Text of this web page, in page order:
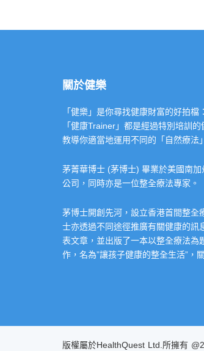
關於健樂
「健樂」是你尋找健康財富的好拍
「健康Trainer」都是經過特別培訓
教導你適當地運用不同的「自然療法
茅菁華博士 (茅博士) 畢業於美國南
公司，同時亦是一位整全療法專家。
茅博士開創先河，設立香港首間整全
士亦透過不同途徑推廣有關健康的
表文章，並出版了一本以整全療法為
作，名為”讓孩子健康的整全生活”，
版權屬於HealthQuest Ltd.所擁有